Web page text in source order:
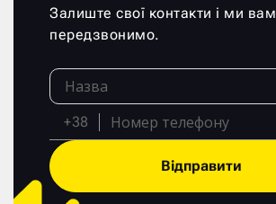
Залиште свої контакти і ми вам
передзвонимо.
+38
Відправити